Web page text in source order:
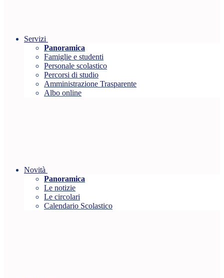
Servizi
Panoramica
Famiglie e studenti
Personale scolastico
Percorsi di studio
Amministrazione Trasparente
Albo online
Novità
Panoramica
Le notizie
Le circolari
Calendario Scolastico